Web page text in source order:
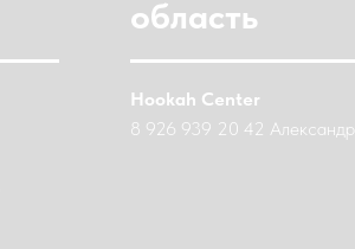
область
Hookah Center
8 926 939 20 42 Александр